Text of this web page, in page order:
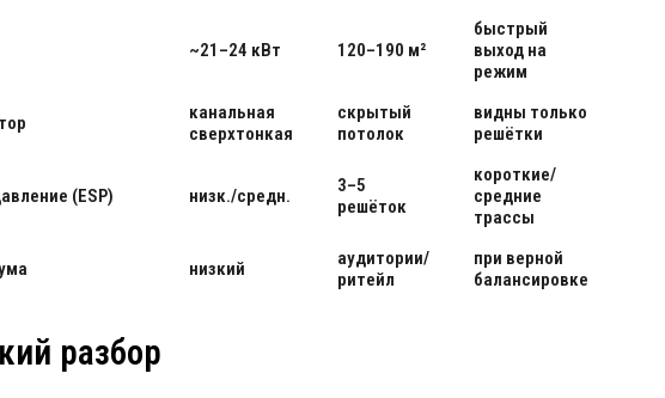
~21–24 кВт 120–190 м²
быстрый
выход на
режим
канальная
сверхтонкая
скрытый
потолок
видны только
решётки
(ESP) низк./средн.
3–5
решёток
короткие/
средние
трассы
низкий
аудитории/
ритейл
при верной
балансировке
разбор